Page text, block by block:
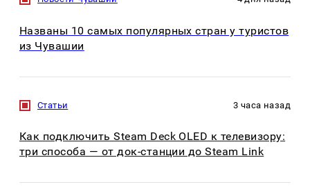
Названы 10 самых популярных стран у туристов
из Чувашии
Статьи 3 часа назад
Как подключить Steam Deck OLED к телевизору:
три способа — от док-станции до Steam Link